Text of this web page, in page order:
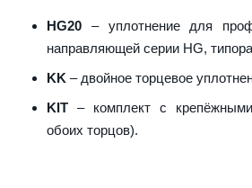
HG20 – уплотнение для
направляющей серии HG,
KK – двойное торцевое
KIT – комплект с
обоих торцов).